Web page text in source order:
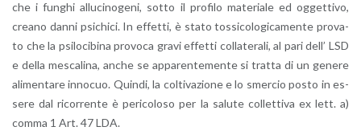
che i fun­ghi al­lu­ci­no­ge­ni, sotto il pro­fi­lo ma­te­ria­le ed og­get­ti­vo,
crea­no danni psi­chi­ci. In ef­fet­ti, è stato tos­si­co­lo­gi­ca­men­te pro­va­
to che la psi­lo­ci­bi­na pro­vo­ca gravi ef­fet­ti col­la­te­ra­li, al pari dell’ LSD
e della me­sca­li­na, anche se ap­pa­ren­te­men­te si trat­ta di un ge­ne­re
ali­men­ta­re in­no­cuo. Quin­di, la col­ti­va­zio­ne e lo smer­cio posto in es­
se­re dal ri­cor­ren­te è pe­ri­co­lo­so per la sa­lu­te col­let­ti­va ex lett. a)
comma 1 Art. 47 LDA.